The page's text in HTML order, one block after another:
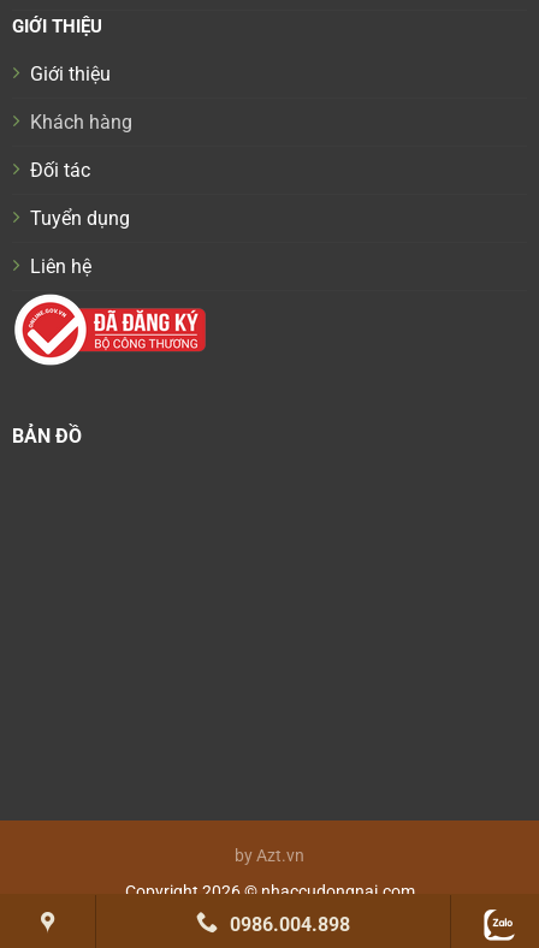
GIỚI THIỆU
Giới thiệu
Khách hàng
Đối tác
Tuyển dụng
Liên hệ
BẢN ĐỒ
by Azt.vn
Copyright 2026 © nhaccudongnai.com
0986.004.898